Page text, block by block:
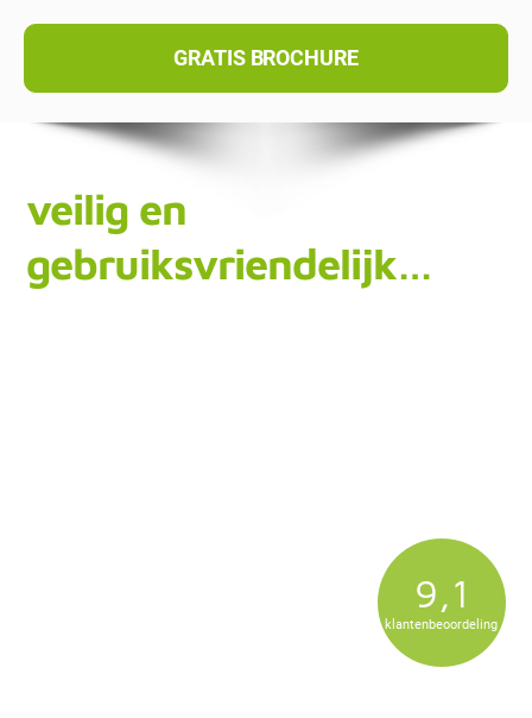
GRATIS BROCHURE
veilig en
gebruiksvriendelijk…
9,1
klantenbeoordeling